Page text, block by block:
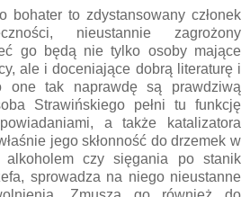
bohater to zdystansowany członek
nieustannie zagrożony
go będą nie tylko osoby mające
ale i doceniające dobrą literaturę i
one tak naprawdę są prawdziwą
Strawińskiego pełni tu funkcję
a także katalizatora
jego skłonność do drzemek w
alkoholem czy sięgania po stanik
sprowadza na niego nieustanne